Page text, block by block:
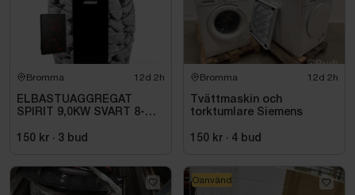
Bromma 12d 2h
ELBASTUAGGREGAT
SPIRIT 9,0KW SVART 8-
INKL. XENIO WIFI
150 kr · 3 bud
Bromma 12d 2h
Tvättmaskin och
torktumlare Siemens
150 kr · 4 bud
Oanvänd